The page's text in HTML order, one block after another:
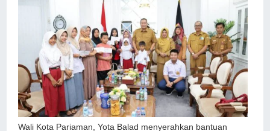
Wali Kota Pariaman, Yota Balad menyerahkan bantuan